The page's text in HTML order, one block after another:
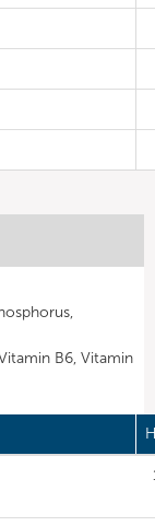
B6, Vitamin